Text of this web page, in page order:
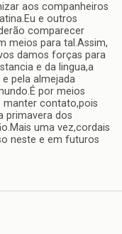
aos companheiros
e outros
comparecer
meios para tal.Assim,
damos forças para
e da lingua,a
pela almejada
por meios
manter contato,pois
primavera dos
uma vez,cordais
neste e em futuros